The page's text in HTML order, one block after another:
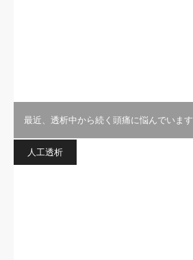
最近、透析中から続く頭痛に悩んでいます
人工透析